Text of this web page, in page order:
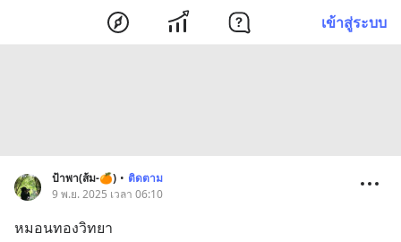
เข้าสู่ระบบ
ป้าพา(ส้ม-🍊) • ติดตาม
9 พ.ย. 2025 เวลา 06:10
หมอนทองวิทยา